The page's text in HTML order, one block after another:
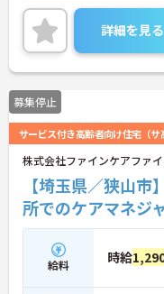
詳細を見る
募集停止
サービス付き高齢者向け住宅（サ
株式会社ファインケアファ
【埼玉県／狭山
所でのケアマネジ
給料 時給